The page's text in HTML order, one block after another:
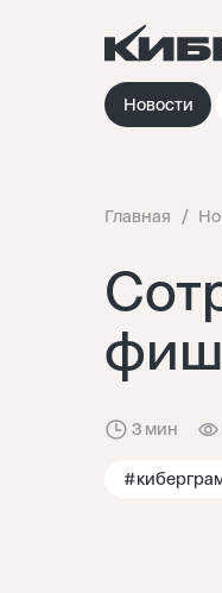
Новости
Главная
3 мин